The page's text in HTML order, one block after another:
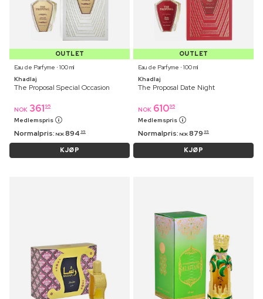
OUTLET
Eau de Parfyme ⋅ 100 ml
Khadlaj
The Proposal Special Occasion
NOK 361 95
Medlemspris
Normalpris: NOK 894 95
KJØP
OUTLET
Eau de Parfyme ⋅ 100 ml
Khadlaj
The Proposal Date Night
NOK 61095
Medlemspris
Normalpris: NOK 879 95
KJØP